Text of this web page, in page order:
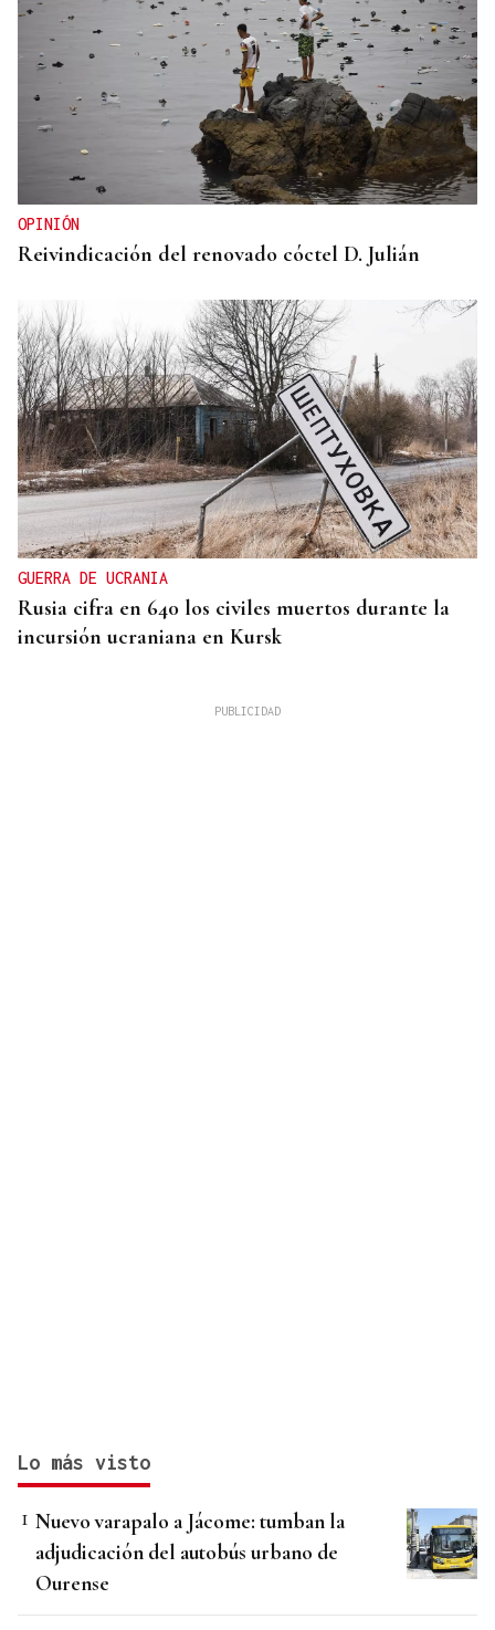
OPINIÓN
Reivindicación del renovado cóctel D. Julián
GUERRA DE UCRANIA
Rusia cifra en 640 los civiles muertos durante la
incursión ucraniana en Kursk
Lo más visto
Nuevo varapalo a Jácome: tumban la
adjudicación del autobús urbano de
Ourense